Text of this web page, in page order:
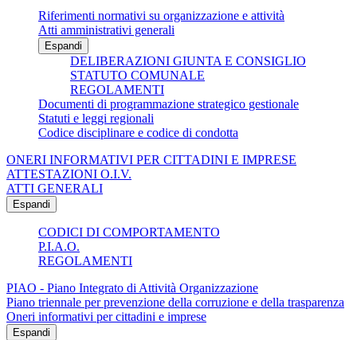
Riferimenti normativi su organizzazione e attività
Atti amministrativi generali
Espandi
DELIBERAZIONI GIUNTA E CONSIGLIO
STATUTO COMUNALE
REGOLAMENTI
Documenti di programmazione strategico gestionale
Statuti e leggi regionali
Codice disciplinare e codice di condotta
ONERI INFORMATIVI PER CITTADINI E IMPRESE
ATTESTAZIONI O.I.V.
ATTI GENERALI
Espandi
CODICI DI COMPORTAMENTO
P.I.A.O.
REGOLAMENTI
PIAO - Piano Integrato di Attività Organizzazione
Piano triennale per prevenzione della corruzione e della trasparenza
Oneri informativi per cittadini e imprese
Espandi